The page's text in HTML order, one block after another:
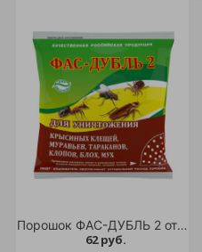
Порошок ФАС-ДУБЛЬ 2 от насекомых 125гр/90
62 руб.